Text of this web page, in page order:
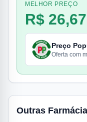
MELHOR PREÇO
R$ 26,67
Preço
Oferta com
Outras